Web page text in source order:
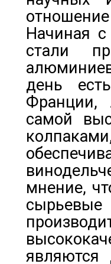
Начиная
стали
день
самой
мнение,
являются